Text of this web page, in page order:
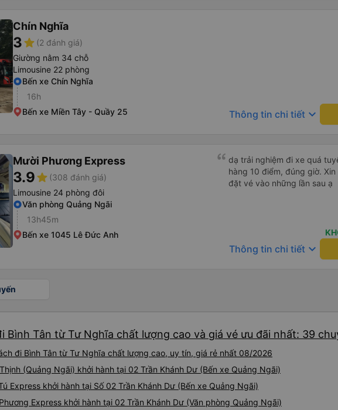
Chín Nghĩa
3star (2 đánh giá)
Giường nằm 34 chỗ
Limousine 22 phòng
Bến xe Chín Nghĩa
16h
Bến xe Miền Tây - Quầy 25
Thông tin chi tiết keyboard_arrow_down
Mười Phương Express
3.9star (308 đánh giá)
Limousine 24 phòng đôi
Văn phòng Quảng Ngãi
13h45m
Bến xe 1045 Lê Đức Anh
dạ trải nghiệm đi xe quá
hàng 10 điểm, đúng giờ.
đặt vé vào những lần sau ạ
Thông tin chi tiết keyboard_arrow_down
Bình Tân từ Tư Nghĩa chất lượng cao và giá vé ưu đãi nhất: 39
đi Bình Tân từ Tư Nghĩa chất lượng cao, uy tín, giá rẻ nhất 08/2026
(Quảng Ngãi) khởi hành tại 02 Trần Khánh Dư (Bến xe Quảng Ngãi)
Express khởi hành tại Số 02 Trần Khánh Dư (Bến xe Quảng Ngãi)
Express khởi hành tại 02 Trần Khánh Dư (Văn phòng Quảng Ngãi)